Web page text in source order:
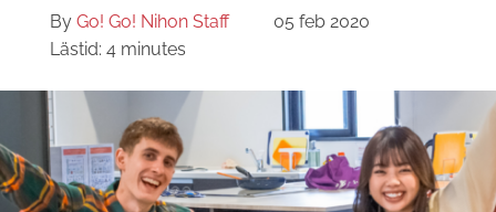
By Go! Go! Nihon Staff
05 feb 2020
Lästid: 4 minutes